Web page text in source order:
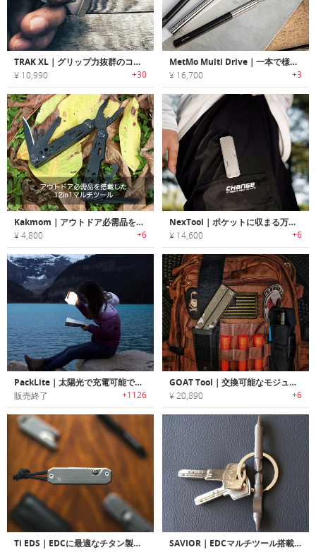
TRAK XL｜グリップ力抜群のコンパクトEDCユーティリティーナイフツール「トラックXL」
¥ 10,990 +30
MetMo Multi Drive｜一本で様々な作業の効率が向上するマルチツール
¥ 16,700 +3
Kakmom｜アウトドア必需品を搭載した12in1マルチツール
¥ 4,800 +6
NexTool｜ポケットに収まる万能さ。4-in-1チタン製マルチツール
¥ 14,600 +6
PackLite｜太陽光で充電可能で空気で膨らむソーラーパネル搭載LEDランタン「PackLite」シリーズ
販売終了 +1126
GOAT Tool｜交換可能なモジュラーコンポーネント搭載マルチツール「ゴートツール」
¥ 20,890 +6
Ti EDS｜EDCに最適なチタン製スクリュードライバービットキット「Ti EDS」 SAVIOR｜EDCマルチツール搭載チタン製キーリング「セービアー」